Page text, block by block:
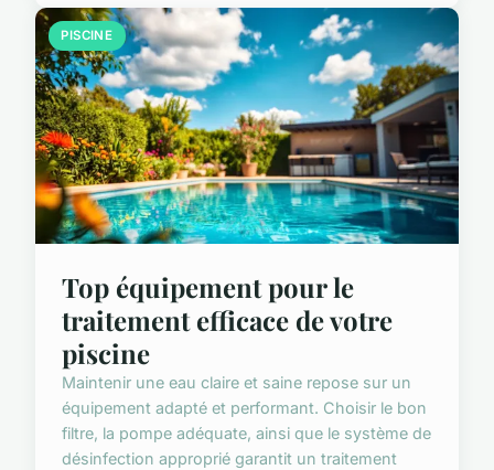
PISCINE
Top équipement pour le
traitement efficace de votre
piscine
Maintenir une eau claire et saine repose sur un
équipement adapté et performant. Choisir le bon
filtre, la pompe adéquate, ainsi que le système de
désinfection approprié garantit un traitement